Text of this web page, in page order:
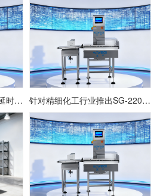
SG-400在线检重秤：剔除延时参数的设定与动态验证 针对精细化工行业推出SG-220自动检重秤定制方案